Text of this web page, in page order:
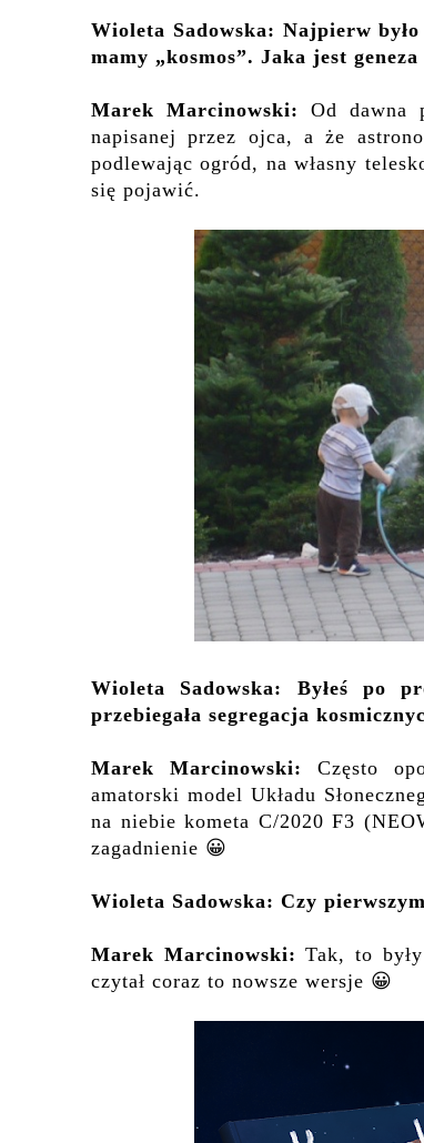
Wioleta Sadowska: Najpierw
mamy „kosmos”. Jaka jest
Marek Marcinowski:Od dawna
napisanej przez ojca, a że
podlewając ogród, na własny
się pojawić.
Wioleta Sadowska: Byłeś po
przebiegała segregacja
Marek Marcinowski: Często
amatorski model Układu
na niebie kometa C/2020 F3
zagadnienie 😀
Wioleta Sadowska: Czy
Marek Marcinowski:Tak, to
czytał coraz to nowsze wersje 😀